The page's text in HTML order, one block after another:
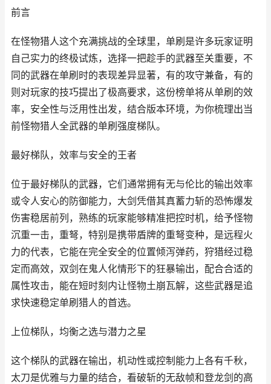
前言
在怪物猎人这个充满挑战的全球里，单刷是许多玩家证明
自己实力的终极试炼，选择一把趁手的武器至关重要，不
同的武器在单刷时的表现差异显著，有的攻守兼备，有的
则对玩家的技巧提出了极高要求，这份榜单将从单刷的效
率，安全性与泛用性出发，结合版本环境，为你梳理出当
前怪物猎人全武器的单刷强度梯队。
最好梯队，效率与安全的王者
位于最好梯队的武器，它们通常拥有无与伦比的输出效率
或令人安心的防御能力，大剑凭借其真蓄力斩的恐怖爆发
伤害稳居前列，熟练的玩家能够精准把控时机，给予怪物
沉重一击，重弩，特别是携带盾牌的重弩变种，是远程火
力的代表，它能在完全安全的位置倾泻弹药，狩猎经过稳
定而高效，双剑在鬼人化情形下的狂暴输出，配合合适的
属性攻击，能在短时刻内让怪物土崩瓦解，这些武器是追
求快速稳定单刷猎人的首选。
上位梯队，均衡之选与潜力之星
这个梯队的武器在输出，机动性或控制能力上各有千秋，
太刀是优雅与力量的结合，看破斩的无敌帧和登龙剑的高